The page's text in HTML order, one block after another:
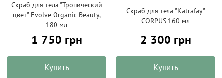
Скраб для тела "Тропический
цвет" Evolve Organic Beauty,
180 мл
1 750 грн
Купить
Скраб для тела "Katrafay"
CORPUS 160 мл
2 300 грн
Купить